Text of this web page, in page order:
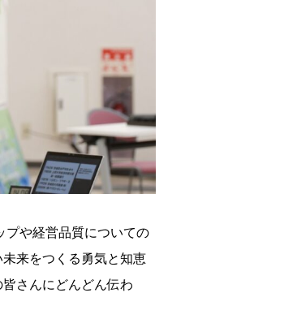
プや経営品質についての
来をつくる勇気と知恵
さんにどんどん伝わ